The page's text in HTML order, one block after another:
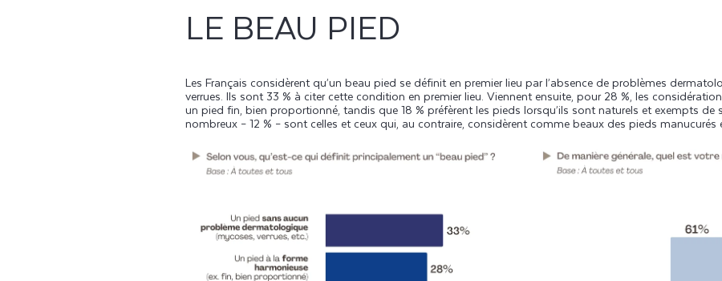
LE BEAU PIED
Les Français considèrent qu’un beau pied se définit en premier lieu par l’absence de problèmes
verrues. Ils sont 33 % à citer cette condition en premier lieu. Viennent ensuite, pour 28 %, les
un pied fin, bien proportionné, tandis que 18 % préfèrent les pieds lorsqu’ils sont naturels et exempts de
nombreux – 12 % – sont celles et ceux qui, au contraire, considèrent comme beaux des pieds manucurés